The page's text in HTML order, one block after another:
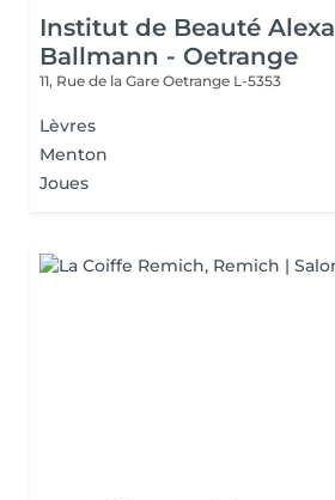
Institut de Beauté Alexa
Ballmann - Oetrange
11, Rue de la Gare Oetrange L-5353
Lèvres
Menton
Joues